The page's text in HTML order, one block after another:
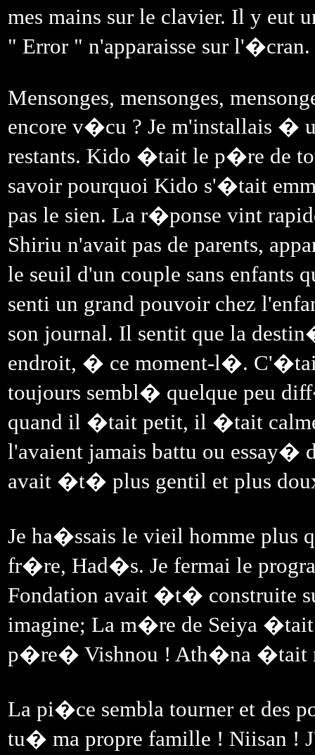
mes mains sur le clavier. Il y eut
" Error " n'apparaisse sur l'�cran.
Mensonges, mensonges,
encore v�cu ? Je m'installais �
restants. Kido �tait le p�re de
savoir pourquoi Kido s'�tait
pas le sien. La r�ponse vint
Shiriu n'avait pas de parents,
le seuil d'un couple sans
senti un grand pouvoir chez
son journal. Il sentit que la
endroit, � ce moment-l�.
toujours sembl� quelque peu
quand il �tait petit, il �tait
l'avaient jamais battu ou
avait �t� plus gentil et plus
Je ha�ssais le vieil homme plus
fr�re, Had�s. Je fermai le
Fondation avait �t� construite
imagine; La m�re de Seiya
p�re� Vishnou ! Ath�na �tait
La pi�ce sembla tourner et des
tu� ma propre famille ! Niisan !